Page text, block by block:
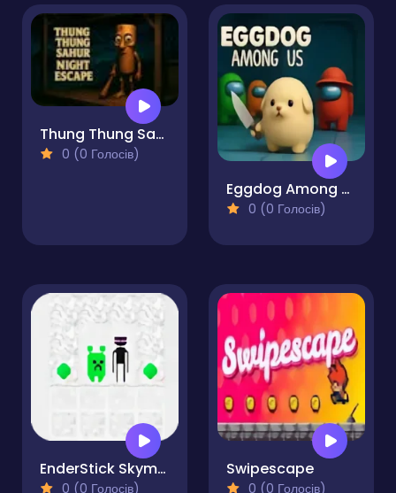
Thung Thung Sahur Night Escape
0 (0 Голосів)
Eggdog Among Us
0 (0 Голосів)
EnderStick Skymap
0 (0 Голосів)
Swipescape
0 (0 Голосів)